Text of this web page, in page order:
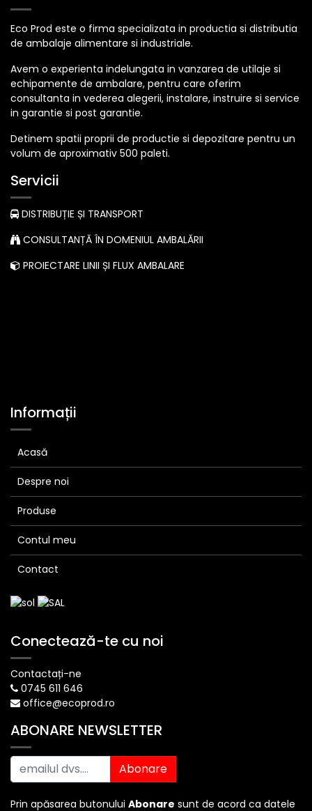
Eco Prod este o firma specializata in productia si distributia
de ambalaje alimentare si industriale.
Avem o experienta indelungata in vanzarea de utilaje si
echipamente de ambalare, pentru care oferim
consultanta in vederea alegerii, instalare, instruire si service
in garantie si post garantie.
Detinem spatii proprii de productie si depozitare pentru un
volum de aproximativ 500 paleti.
Servicii
DISTRIBUȚIE ȘI TRANSPORT
CONSULTANȚĂ ÎN DOMENIUL AMBALĂRII
PROIECTARE LINII ȘI FLUX AMBALARE
Informații
Acasă
Despre noi
Produse
Contul meu
Contact
Conectează-te cu noi
Contactați-ne
0745 611 646
office@ecoprod.ro
ABONARE NEWSLETTER
Abonare
Prin apăsarea butonului Abonare sunt de acord ca datele